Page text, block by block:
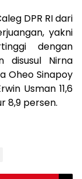
DPR RI dari
yakni
dengan
disusul Nirna
Oheo Sinapoy
Usman 11,6
8,9 persen.